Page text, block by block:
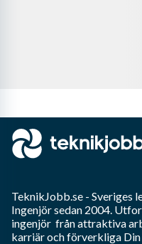
TeknikJobb.se - Sveriges
Ingenjörsedan 2004.
ingenjör från attraktiva
karriär och förverkliga